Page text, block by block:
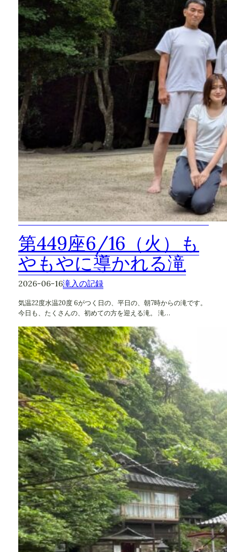
第449座6/16（火）も
やもやに導かれる滝
2026-06-16滝入の記録
気温22度水温20度 6がつく日の、平日の、朝7時からの滝です。
今日も、たくさんの、初めての方を迎える滝。 滝…